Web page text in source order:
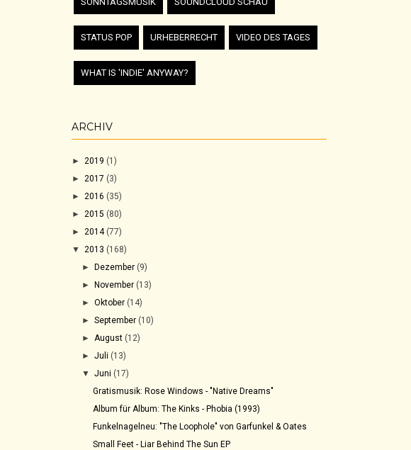
STATUS POP URHEBERRECHT VIDEO DES TAGES
WHAT IS 'INDIE' ANYWAY?
ARCHIV
► 2019 (1)
► 2017 (3)
► 2016 (35)
► 2015 (80)
► 2014 (77)
▼ 2013 (168)
►Dezember (9)
►November (13)
►Oktober (14)
►September (10)
► August (12)
►Juli (13)
▼Juni (17)
Gratismusik: Rose Windows - "Native Dreams"
Album für Album: The Kinks - Phobia (1993)
Funkelnagelneu: "The Loophole" von Garfunkel & Oates
Small Feet - Liar Behind The Sun EP